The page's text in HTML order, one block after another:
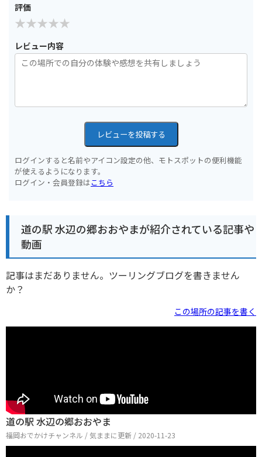
評価
レビュー内容
レビューを投稿する
ログインすると名前やアイコン設定の他、モトスポットの便利機能
が使えるようになります。
ログイン・会員登録はこちら
道の駅 水辺の郷おおやまが紹介されている記事や
動画
記事はまだありません。ツーリングブログを書きません
か？
この場所の記事を書く
道の駅 水辺の郷おおやま
福岡おでかけチャンネル / 気ままに更新 / 2020-11-23